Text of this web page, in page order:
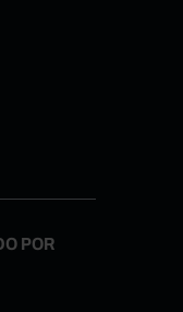
POR